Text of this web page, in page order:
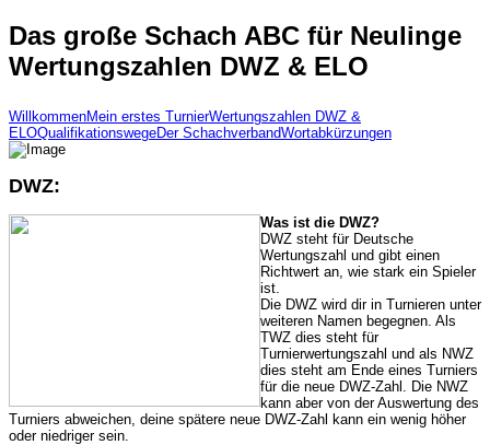
Das große Schach ABC für Neulinge
Wertungszahlen DWZ & ELO
WillkommenMein erstes TurnierWertungszahlen DWZ &
ELOQualifikationswegeDer SchachverbandWortabkürzungen
DWZ:
Was ist die DWZ?
DWZ steht für Deutsche
Wertungszahl und gibt einen
Richtwert an, wie stark ein Spieler
ist.
Die DWZ wird dir in Turnieren unter
weiteren Namen begegnen. Als
TWZ dies steht für
Turnierwertungszahl und als NWZ
dies steht am Ende eines Turniers
für die neue DWZ-Zahl. Die NWZ
kann aber von der Auswertung des
Turniers abweichen, deine spätere neue DWZ-Zahl kann ein wenig höher
oder niedriger sein.